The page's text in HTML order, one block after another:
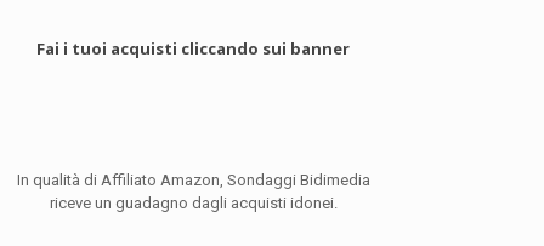
Fai i tuoi acquisti cliccando sui banner
In qualità di Affiliato Amazon, Sondaggi Bidimedia
riceve un guadagno dagli acquisti idonei.